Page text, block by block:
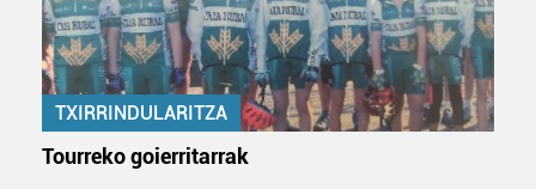
TXIRRINDULARITZA
Tourreko goierritarrak